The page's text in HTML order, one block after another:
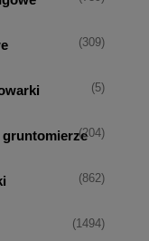
(309)
(5)
(204)
(862)
(1494)